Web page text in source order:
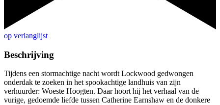
op verlanglijst
Beschrijving
Tijdens een stormachtige nacht wordt Lockwood gedwongen
onderdak te zoeken in het spookachtige landhuis van zijn
verhuurder: Woeste Hoogten. Daar hoort hij het verhaal van de
vurige, gedoemde liefde tussen Catherine Earnshaw en de donkere